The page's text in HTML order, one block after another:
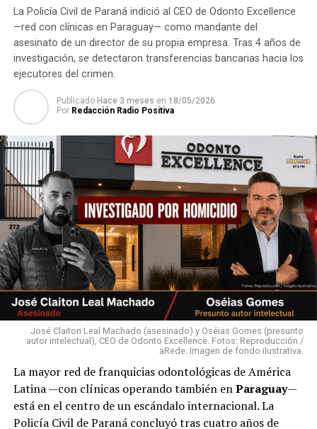
de ser puesta a la luz de la comunidad que lo ha elegido.
TEMAS RELACIONADOS: NOVEDADES PORTADA
ARRIBA SIGUIENTE
Informe Meteorológico 25-06-19
NO SE PIERDA
Colegio de Abogados querella a Kelembu
La Policía Civil de Paraná indició al CEO de Odonto Excellence
—red con clínicas en Paraguay— como mandante del
asesinato de un director de su propia empresa. Tras 4 años de
investigación, se detectaron transferencias bancarias hacia los
ejecutores del crimen.
Publicado Hace 3 meses en 18/05/2026
Por Redacción Radio Positiva
José Claiton Leal Machado (asesinado) y Oséias Gomes (presunto
autor intelectual), CEO de Odonto Excellence. Fotos: Reproducción /
aRede. Imagen de fondo ilustrativa.
La mayor red de franquicias odontológicas de América
Latina —con clínicas operando también enParaguay—
está en el centro de un escándalo internacional. La
Policía Civil de Paraná concluyó tras cuatro años de